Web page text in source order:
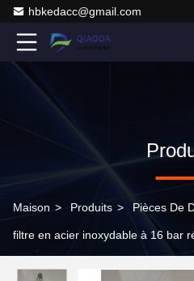
hbkedacc@gmail.com
Maison > Produits > Pièces De
filtre en acier inoxydable à 16 bar